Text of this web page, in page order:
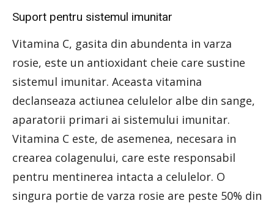
Suport pentru sistemul imunitar
Vitamina C, gasita din abundenta in varza
rosie, este un antioxidant cheie care sustine
sistemul imunitar. Aceasta vitamina
declanseaza actiunea celulelor albe din sange,
aparatorii primari ai sistemului imunitar.
Vitamina C este, de asemenea, necesara in
crearea colagenului, care este responsabil
pentru mentinerea intacta a celulelor. O
singura portie de varza rosie are peste 50% din